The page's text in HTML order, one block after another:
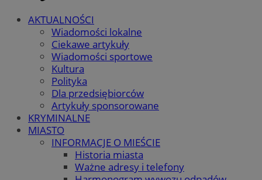
AKTUALNOŚCI
Wiadomości lokalne
Ciekawe artykuły
Wiadomości sportowe
Kultura
Polityka
Dla przedsiębiorców
Artykuły sponsorowane
KRYMINALNE
MIASTO
INFORMACJE O MIEŚCIE
Historia miasta
Ważne adresy i telefony